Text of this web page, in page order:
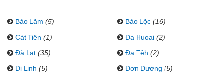
Bảo Lâm (5) Bảo Lộc (16)
Cát Tiên (1) Đạ Huoai (2)
Đà Lạt (35) Đạ Tẻh (2)
Di Linh (5) Đơn Dương (5)